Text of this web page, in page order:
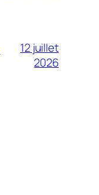
12 juillet
2026